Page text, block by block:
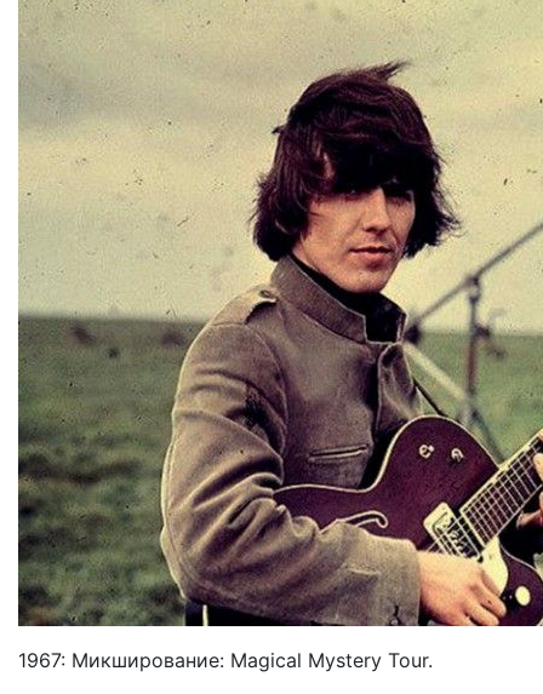
1967: Mикширование: Magical Mystery Tour.